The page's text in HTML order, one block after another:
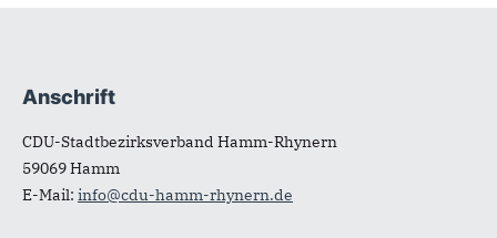
Fußbereich
Anschrift
CDU-Stadtbezirksverband Hamm-Rhynern
59069Hamm
E-Mail: info@cdu-hamm-rhynern.de